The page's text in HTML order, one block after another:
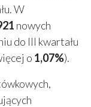
W
nowych
do III kwartału
o 1,07%).